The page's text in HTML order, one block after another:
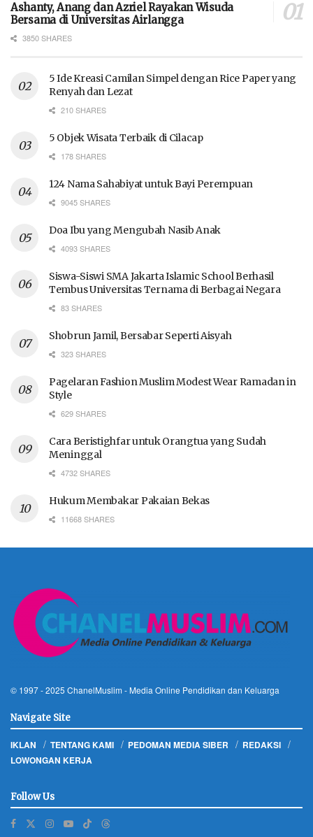
Ashanty, Anang dan Azriel Rayakan Wisuda
Bersama di Universitas Airlangga
3850 SHARES
5 Ide Kreasi Camilan Simpel dengan Rice Paper yang
Renyah dan Lezat
210 SHARES
5 Objek Wisata Terbaik di Cilacap
178 SHARES
124 Nama Sahabiyat untuk Bayi Perempuan
9045 SHARES
Doa Ibu yang Mengubah Nasib Anak
4093 SHARES
Siswa-Siswi SMA Jakarta Islamic School Berhasil
Tembus Universitas Ternama di Berbagai Negara
83 SHARES
Shobrun Jamil, Bersabar Seperti Aisyah
323 SHARES
Pagelaran Fashion Muslim Modest Wear Ramadan in
Style
629 SHARES
Cara Beristighfar untuk Orangtua yang Sudah
Meninggal
4732 SHARES
Hukum Membakar Pakaian Bekas
11668 SHARES
© 1997 - 2025 ChanelMuslim - Media Online Pendidikan dan Keluarga
Navigate Site
IKLAN TENTANG KAMI PEDOMAN MEDIA SIBER
REDAKSI
LOWONGAN KERJA
Follow Us